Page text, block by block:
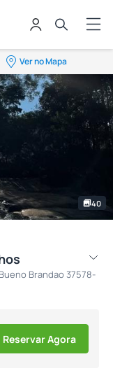
Ver no Mapa
40
Brandao 37578-
Reservar Agora